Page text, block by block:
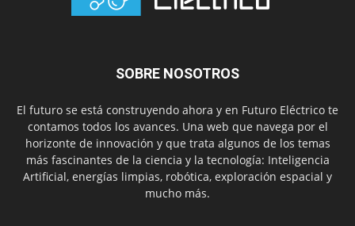
SOBRE NOSOTROS
El futuro se está construyendo ahora y en Futuro Eléctrico te
contamos todos los avances. Una web que navega por el
horizonte de innovación y que trata algunos de los temas
más fascinantes de la ciencia y la tecnología: Inteligencia
Artificial, energías limpias, robótica, exploración espacial y
mucho más.